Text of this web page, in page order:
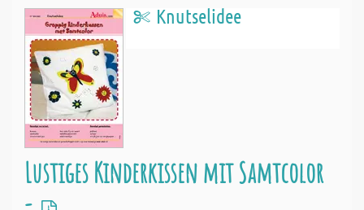
Knutselidee
Lustiges Kinderkissen mit Samtcolor